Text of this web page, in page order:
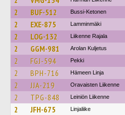
2 BUF-512 Bussi-Ketonen
2 EXE-875 Lamminmäki
2 LOG-132 Liikenne Rajala
2 GGM-981 Arolan Kuljetus
2 FGJ-594 Pekki
2 BPH-716 Hämeen Linja
2 JJA-219 Oravaisten Liikenne
2 TPG-848 Leiniön Liikenne
2 JFH-675 Linjaliike